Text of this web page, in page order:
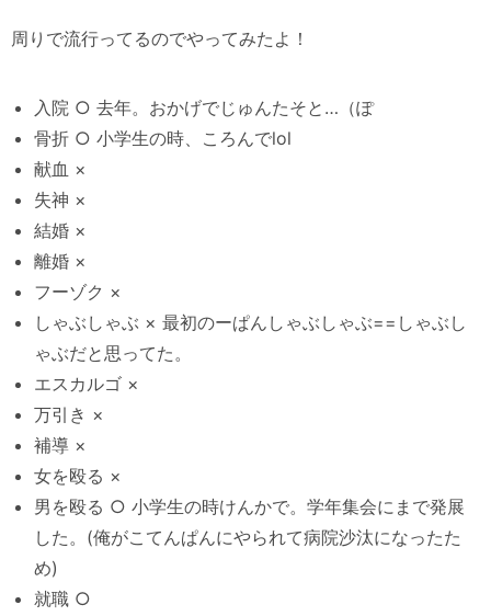
周りで流行ってるのでやってみたよ！
入院 ○ 去年。おかげでじゅんたそと…（ぽ
骨折 ○ 小学生の時、ころんでlol
献血 ×
失神 ×
結婚 ×
離婚 ×
フーゾク ×
しゃぶしゃぶ × 最初のーぱんしゃぶしゃぶ==しゃぶし
ゃぶだと思ってた。
エスカルゴ ×
万引き ×
補導 ×
女を殴る ×
男を殴る ○ 小学生の時けんかで。学年集会にまで発展
した。(俺がこてんぱんにやられて病院沙汰になったた
め)
就職 ○